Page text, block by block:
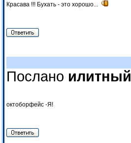
Красава !!! Бухать - это хорошо...
Послано илитный
октоборфейс -Я!